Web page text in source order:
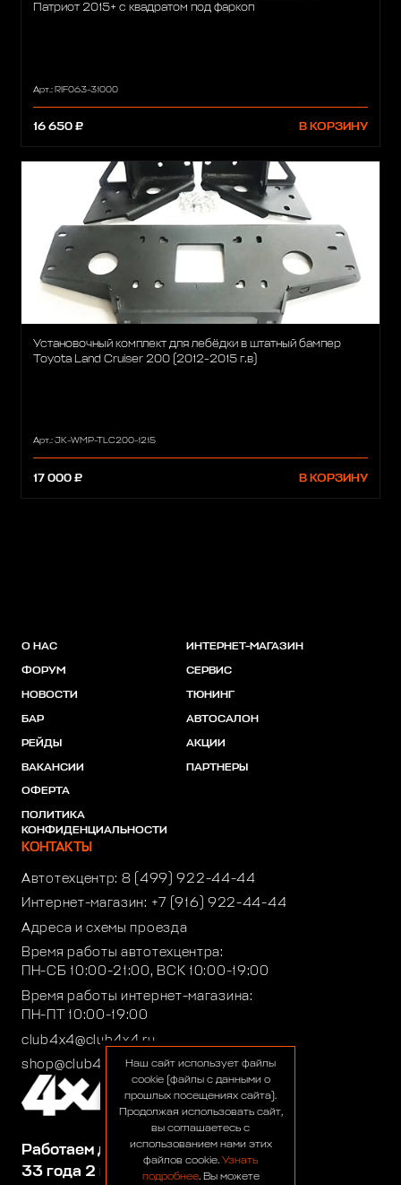
Патриот 2015+ с квадратом под фаркоп
Арт.: RIF063-31000
16 650 ₽ В КОРЗИНУ
Установочный комплект для лебёдки в штатный бампер
Toyota Land Cruiser 200 (2012-2015 г.в)
Арт.: JK-WMP-TLC200-1215
17 000 ₽ В КОРЗИНУ
Работаем для вас:
33 года 2 месяца 23 дня
О НАС
ФОРУМ
НОВОСТИ
БАР
РЕЙДЫ
ВАКАНСИИ
ОФЕРТА
ПОЛИТИКА
КОНФИДЕНЦИАЛЬНОСТИ
ИНТЕРНЕТ-МАГАЗИН
СЕРВИС
ТЮНИНГ
АВТОСАЛОН
АКЦИИ
ПАРТНЕРЫ
КОНТАКТЫ
Автотехцентр: 8 (499) 922-44-44
Интернет-магазин: +7 (916) 922-44-44
Адреса и схемы проезда
Время работы автотехцентра:
ПН-СБ 10:00-21:00, ВСК 10:00-19:00
Время работы интернет-магазина:
ПН-ПТ 10:00-19:00
club4x4@club4x4.ru
shop@club4x4.ruНаш сайт использует файлы
cookie (файлы с данными о
прошлых посещениях сайта).
Продолжая использовать сайт,
вы соглашаетесь с
использованием нами этих
файлов cookie. Узнать
подробнее. Вы можете